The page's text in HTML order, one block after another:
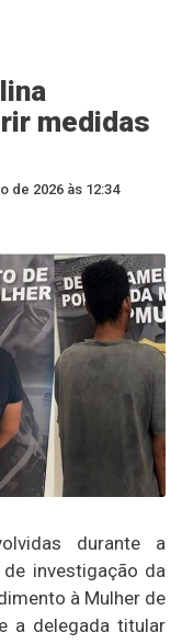
medidas
de 2026 às 12:34
durante a
de investigação da
à Mulher de
a delegada titular